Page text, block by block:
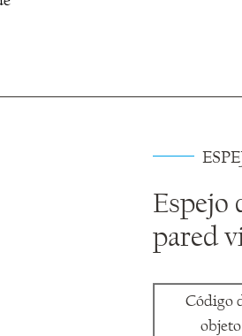
Espejo
pared
Código
objeto